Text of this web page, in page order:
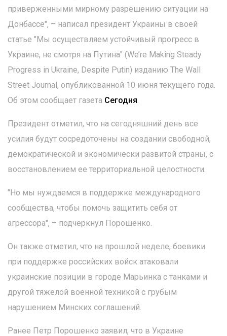
приверженными мирному разрешению ситуации на
Донбассе", – написал президент Украины в своей
статье "Мы осуществляем устойчивый прогресс в
Украине, не смотря на Путина" (We’re Making Steady
Progress in Ukraine, Despite Putin) изданию The Wall
Street Journal, опубликованной 10 июня текущего года.
Об этом сообщает газета Сегодня.
Президент отметил, что на сегодняшний день все
усилия будут сосредоточены на создании свободной,
демократической и экономически развитой страны, с
восстановлением ее территориальной целостности.
"Но мы нуждаемся в поддержке международного
сообщества, чтобы помочь защитить себя от
агрессора", – подчеркнул Порошенко.
Он также отметил, что на прошлой неделе, боевики
при поддержке российских войск атаковали
украинские позиции в городе Марьинка с танками и
другой тяжелой военной техникой с грубым
нарушением Минских соглашений.
Ранее Петр Порошенко заявил, что в Украине